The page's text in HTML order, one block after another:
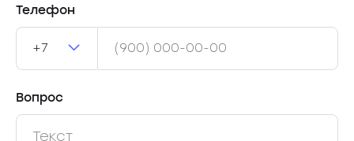
Телефон
+7
Вопрос